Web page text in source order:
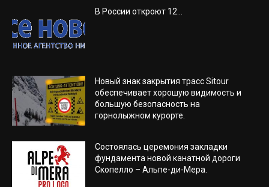
В России откроют 12...
Новый знак закрытия трасс Sitour
обеспечивает хорошую видимость и
большую безопасность на
горнолыжном курорте.
Состоялась церемония закладки
фундамента новой канатной дороги
Скопелло – Альпе-ди-Мера.